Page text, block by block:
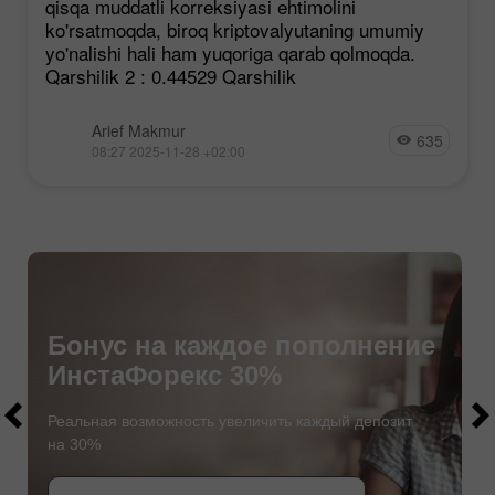
qisqa muddatli korreksiyasi ehtimolini
ko'rsatmoqda, biroq kriptovalyutaning umumiy
yo'nalishi hali ham yuqoriga qarab qolmoqda.
Qarshilik 2 : 0.44529 Qarshilik
Arief Makmur
08:27 2025-11-28 +02:00 635
Бонус на каждое пополнение
ИнстаФорекс 30%
Реальная возможность увеличить каждый депозит
на 30%